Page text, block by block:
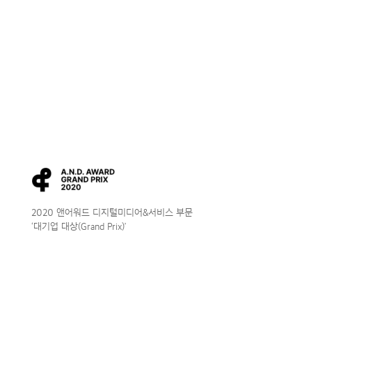
2020 앤어워드 디지털미디어&서비스 부문
‘대기업 대상(Grand Prix)’